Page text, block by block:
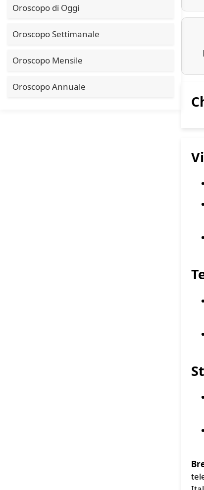
Oroscopo di Oggi
Oroscopo Settimanale
Oroscopo Mensile
Oroscopo Annuale